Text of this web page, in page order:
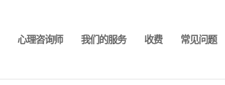
心理咨询师 我们的服务 收费 常见问题